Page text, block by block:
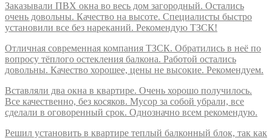
Заказывали ПВХ окна во весь дом загородный. Остались
очень довольны. Качество на высоте. Специалисты быстро
установили все без нареканий. Рекомендую ТЗСК!
Отличная современная компания ТЗСК. Обратились в неё по
вопросу тёплого остекления балкона. Работой остались
довольны. Качество хорошее, цены не высокие. Рекомендуем.
Вставляли два окна в квартире. Очень хорошо получилось.
Все качественно, без косяков. Мусор за собой убрали, все
сделали в оговоренный срок. Однозначно всем рекомендую.
Решил установить в квартире теплый балконный блок, так как